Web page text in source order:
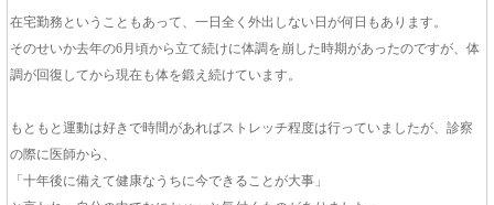
在宅勤務ということもあって、一日全く外出しない日が何日もあります。
そのせいか去年の6月頃から立て続けに体調を崩した時期があったのですが、体
調が回復してから現在も体を鍛え続けています。
もともと運動は好きで時間があればストレッチ程度は行っていましたが、診察
の際に医師から、
「十年後に備えて健康なうちに今できることが大事」